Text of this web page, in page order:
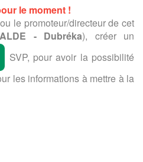
le moment !
le promoteur/directeur de cet
- Dubréka), créer un
SVP, pour avoir la possibilité
les informations à mettre à la